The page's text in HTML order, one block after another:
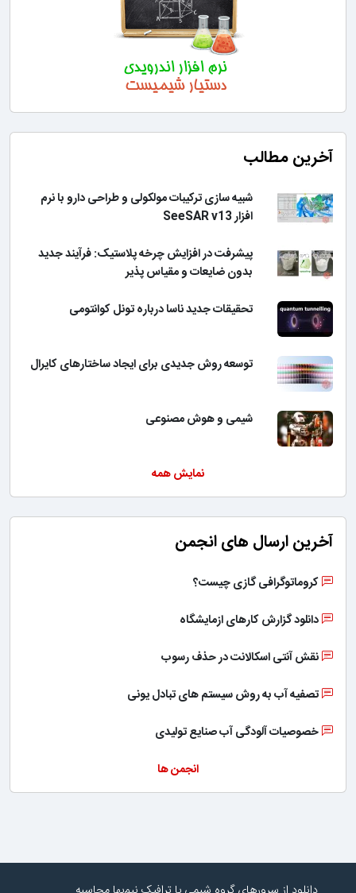
آخرین مطالب
شبیه سازی ترکیبات مولکولی و طراحی دارو با نرم
افزار SeeSAR v13
پیشرفت در افزایش چرخه پلاستیک: فرآیند جدید
بدون ضایعات و مقیاس پذیر
تحقیقات جدید ناسا درباره تونل کوانتومی
توسعه روش جدیدی برای ایجاد ساختارهای کایرال
شیمی و هوش مصنوعی
نمایش همه
آخرین ارسال های انجمن
کروماتوگرافی گازی چیست؟
دانلود گزارش کارهای ازمایشگاه
نقش آنتی اسکالانت در حذف رسوب
تصفیه آب به روش سیستم های تبادل یونی
خصوصیات آلودگی آب صنایع تولیدی
انجمن ها